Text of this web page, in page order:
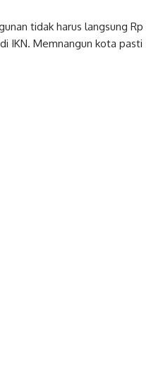
tidak harus langsung Rp
IKN. Memnangun kota pasti